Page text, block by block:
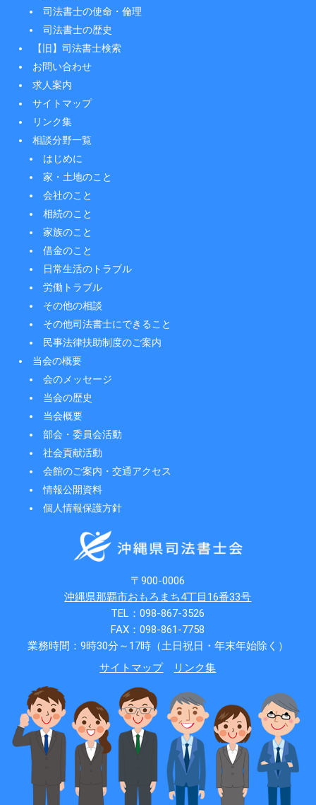
司法書士の使命・倫理
司法書士の歴史
【旧】司法書士検索
お問い合わせ
求人案内
サイトマップ
リンク集
相談分野一覧
はじめに
家・土地のこと
会社のこと
相続のこと
家族のこと
借金のこと
日常生活のトラブル
労働トラブル
その他の相談
その他司法書士にできること
民事法律扶助制度のご案内
当会の概要
会のメッセージ
当会の歴史
当会概要
部会・委員会活動
社会貢献活動
会館のご案内・交通アクセス
情報公開資料
個人情報保護方針
〒900-0006
沖縄県那覇市おもろまち4丁目16番33号
TEL：098-867-3526
FAX：098-861-7758
業務時間：9時30分～17時（土日祝日・年末年始除く）
サイトマップ
リンク集